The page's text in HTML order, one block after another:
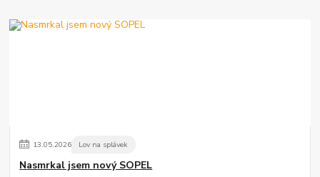
13.05.2026 Lov na splávek
Nasmrkal jsem nový SOPEL